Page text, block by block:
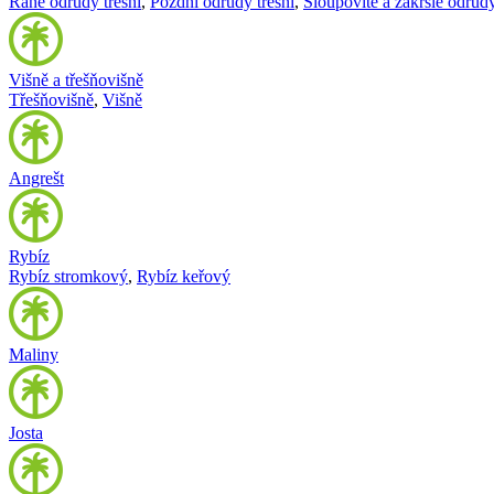
Višně a třešňovišně
Třešňovišně, Višně
Angrešt
Rybíz
Rybíz stromkový, Rybíz keřový
Maliny
Josta